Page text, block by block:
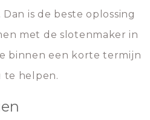
is de beste oplossing
met de slotenmaker in
binnen een korte termijn
te helpen.